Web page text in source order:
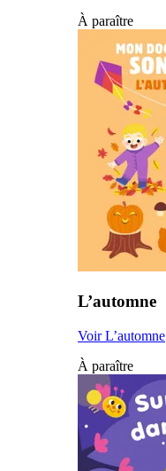
À paraître
L’automne
Voir L’automne
À paraître